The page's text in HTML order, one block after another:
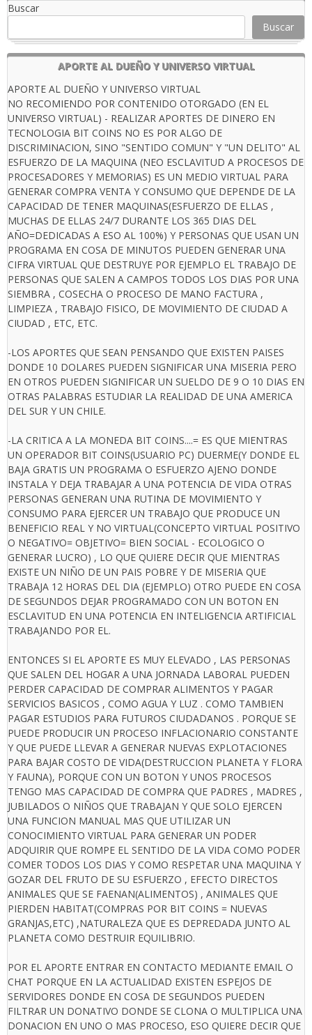
Buscar
Buscar
APORTE AL DUEÑO Y UNIVERSO VIRTUAL
APORTE AL DUEÑO Y UNIVERSO VIRTUAL
NO RECOMIENDO POR CONTENIDO OTORGADO (EN EL
UNIVERSO VIRTUAL) - REALIZAR APORTES DE DINERO EN
TECNOLOGIA BIT COINS NO ES POR ALGO DE
DISCRIMINACION, SINO "SENTIDO COMUN" Y "UN DELITO" AL
ESFUERZO DE LA MAQUINA (NEO ESCLAVITUD A PROCESOS DE
PROCESADORES Y MEMORIAS) ES UN MEDIO VIRTUAL PARA
GENERAR COMPRA VENTA Y CONSUMO QUE DEPENDE DE LA
CAPACIDAD DE TENER MAQUINAS(ESFUERZO DE ELLAS ,
MUCHAS DE ELLAS 24/7 DURANTE LOS 365 DIAS DEL
AÑO=DEDICADAS A ESO AL 100%) Y PERSONAS QUE USAN UN
PROGRAMA EN COSA DE MINUTOS PUEDEN GENERAR UNA
CIFRA VIRTUAL QUE DESTRUYE POR EJEMPLO EL TRABAJO DE
PERSONAS QUE SALEN A CAMPOS TODOS LOS DIAS POR UNA
SIEMBRA , COSECHA O PROCESO DE MANO FACTURA ,
LIMPIEZA , TRABAJO FISICO, DE MOVIMIENTO DE CIUDAD A
CIUDAD , ETC, ETC.
-LOS APORTES QUE SEAN PENSANDO QUE EXISTEN PAISES
DONDE 10 DOLARES PUEDEN SIGNIFICAR UNA MISERIA PERO
EN OTROS PUEDEN SIGNIFICAR UN SUELDO DE 9 O 10 DIAS EN
OTRAS PALABRAS ESTUDIAR LA REALIDAD DE UNA AMERICA
DEL SUR Y UN CHILE.
-LA CRITICA A LA MONEDA BIT COINS....= ES QUE MIENTRAS
UN OPERADOR BIT COINS(USUARIO PC) DUERME(Y DONDE EL
BAJA GRATIS UN PROGRAMA O ESFUERZO AJENO DONDE
INSTALA Y DEJA TRABAJAR A UNA POTENCIA DE VIDA OTRAS
PERSONAS GENERAN UNA RUTINA DE MOVIMIENTO Y
CONSUMO PARA EJERCER UN TRABAJO QUE PRODUCE UN
BENEFICIO REAL Y NO VIRTUAL(CONCEPTO VIRTUAL POSITIVO
O NEGATIVO= OBJETIVO= BIEN SOCIAL - ECOLOGICO O
GENERAR LUCRO) , LO QUE QUIERE DECIR QUE MIENTRAS
EXISTE UN NIÑO DE UN PAIS POBRE Y DE MISERIA QUE
TRABAJA 12 HORAS DEL DIA (EJEMPLO) OTRO PUEDE EN COSA
DE SEGUNDOS DEJAR PROGRAMADO CON UN BOTON EN
ESCLAVITUD EN UNA POTENCIA EN INTELIGENCIA ARTIFICIAL
TRABAJANDO POR EL.
ENTONCES SI EL APORTE ES MUY ELEVADO , LAS PERSONAS
QUE SALEN DEL HOGAR A UNA JORNADA LABORAL PUEDEN
PERDER CAPACIDAD DE COMPRAR ALIMENTOS Y PAGAR
SERVICIOS BASICOS , COMO AGUA Y LUZ . COMO TAMBIEN
PAGAR ESTUDIOS PARA FUTUROS CIUDADANOS . PORQUE SE
PUEDE PRODUCIR UN PROCESO INFLACIONARIO CONSTANTE
Y QUE PUEDE LLEVAR A GENERAR NUEVAS EXPLOTACIONES
PARA BAJAR COSTO DE VIDA(DESTRUCCION PLANETA Y FLORA
Y FAUNA), PORQUE CON UN BOTON Y UNOS PROCESOS
TENGO MAS CAPACIDAD DE COMPRA QUE PADRES , MADRES ,
JUBILADOS O NIÑOS QUE TRABAJAN Y QUE SOLO EJERCEN
UNA FUNCION MANUAL MAS QUE UTILIZAR UN
CONOCIMIENTO VIRTUAL PARA GENERAR UN PODER
ADQUIRIR QUE ROMPE EL SENTIDO DE LA VIDA COMO PODER
COMER TODOS LOS DIAS Y COMO RESPETAR UNA MAQUINA Y
GOZAR DEL FRUTO DE SU ESFUERZO , EFECTO DIRECTOS
ANIMALES QUE SE FAENAN(ALIMENTOS) , ANIMALES QUE
PIERDEN HABITAT(COMPRAS POR BIT COINS = NUEVAS
GRANJAS,ETC) ,NATURALEZA QUE ES DEPREDADA JUNTO AL
PLANETA COMO DESTRUIR EQUILIBRIO.
POR EL APORTE ENTRAR EN CONTACTO MEDIANTE EMAIL O
CHAT PORQUE EN LA ACTUALIDAD EXISTEN ESPEJOS DE
SERVIDORES DONDE EN COSA DE SEGUNDOS PUEDEN
FILTRAR UN DONATIVO DONDE SE CLONA O MULTIPLICA UNA
DONACION EN UNO O MAS PROCESO, ESO QUIERE DECIR QUE